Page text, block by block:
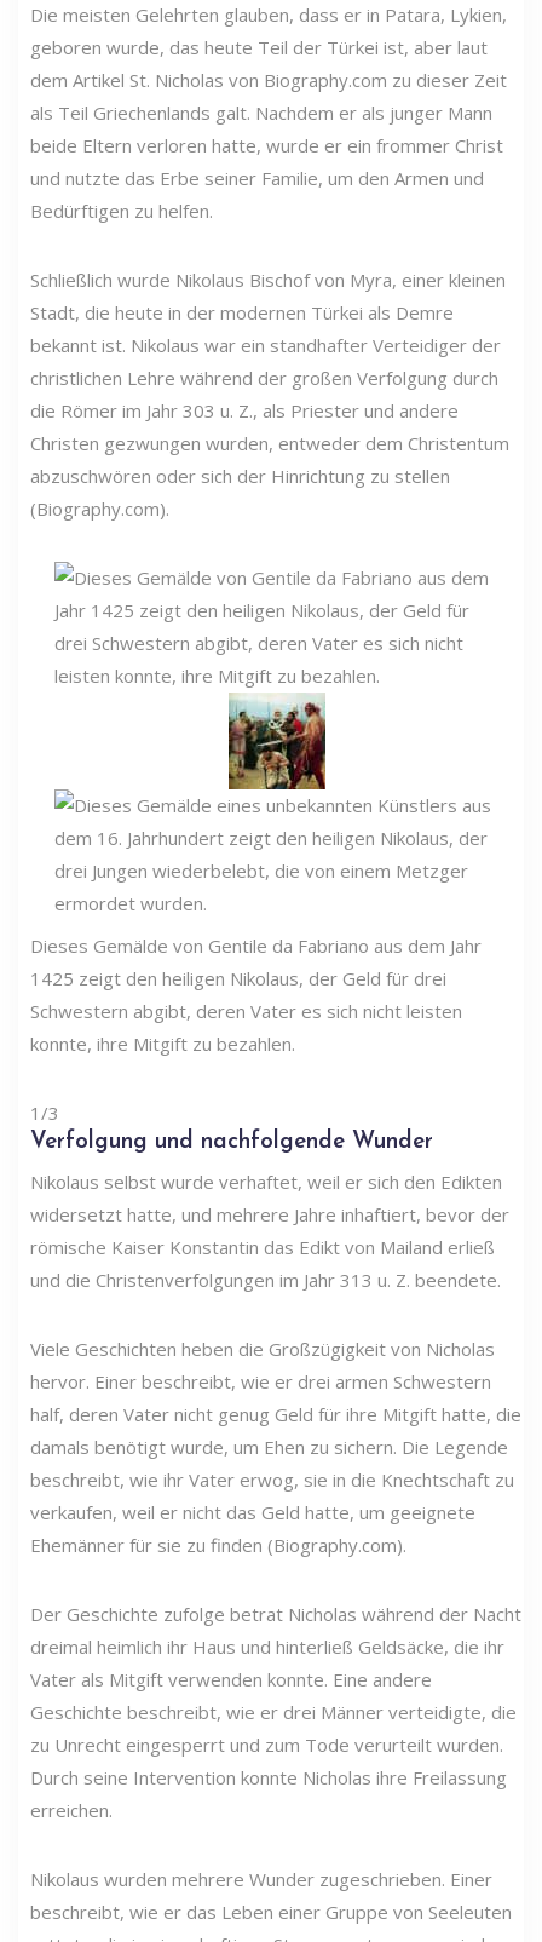
Die meisten Gelehrten glauben, dass er in Patara, Lykien,
geboren wurde, das heute Teil der Türkei ist, aber laut
dem Artikel St. Nicholas von Biography.com zu dieser Zeit
als Teil Griechenlands galt. Nachdem er als junger Mann
beide Eltern verloren hatte, wurde er ein frommer Christ
und nutzte das Erbe seiner Familie, um den Armen und
Bedürftigen zu helfen.
Schließlich wurde Nikolaus Bischof von Myra, einer kleinen
Stadt, die heute in der modernen Türkei als Demre
bekannt ist. Nikolaus war ein standhafter Verteidiger der
christlichen Lehre während der großen Verfolgung durch
die Römer im Jahr 303 u. Z., als Priester und andere
Christen gezwungen wurden, entweder dem Christentum
abzuschwören oder sich der Hinrichtung zu stellen
(Biography.com).
Dieses Gemälde von Gentile da Fabriano aus dem Jahr
1425 zeigt den heiligen Nikolaus, der Geld für drei
Schwestern abgibt, deren Vater es sich nicht leisten
konnte, ihre Mitgift zu bezahlen.
1/3
Verfolgung und nachfolgende Wunder
Nikolaus selbst wurde verhaftet, weil er sich den Edikten
widersetzt hatte, und mehrere Jahre inhaftiert, bevor der
römische Kaiser Konstantin das Edikt von Mailand erließ
und die Christenverfolgungen im Jahr 313 u. Z. beendete.
Viele Geschichten heben die Großzügigkeit von Nicholas
hervor. Einer beschreibt, wie er drei armen Schwestern
half, deren Vater nicht genug Geld für ihre Mitgift hatte, die
damals benötigt wurde, um Ehen zu sichern. Die Legende
beschreibt, wie ihr Vater erwog, sie in die Knechtschaft zu
verkaufen, weil er nicht das Geld hatte, um geeignete
Ehemänner für sie zu finden (Biography.com).
Der Geschichte zufolge betrat Nicholas während der Nacht
dreimal heimlich ihr Haus und hinterließ Geldsäcke, die ihr
Vater als Mitgift verwenden konnte. Eine andere
Geschichte beschreibt, wie er drei Männer verteidigte, die
zu Unrecht eingesperrt und zum Tode verurteilt wurden.
Durch seine Intervention konnte Nicholas ihre Freilassung
erreichen.
Nikolaus wurden mehrere Wunder zugeschrieben. Einer
beschreibt, wie er das Leben einer Gruppe von Seeleuten